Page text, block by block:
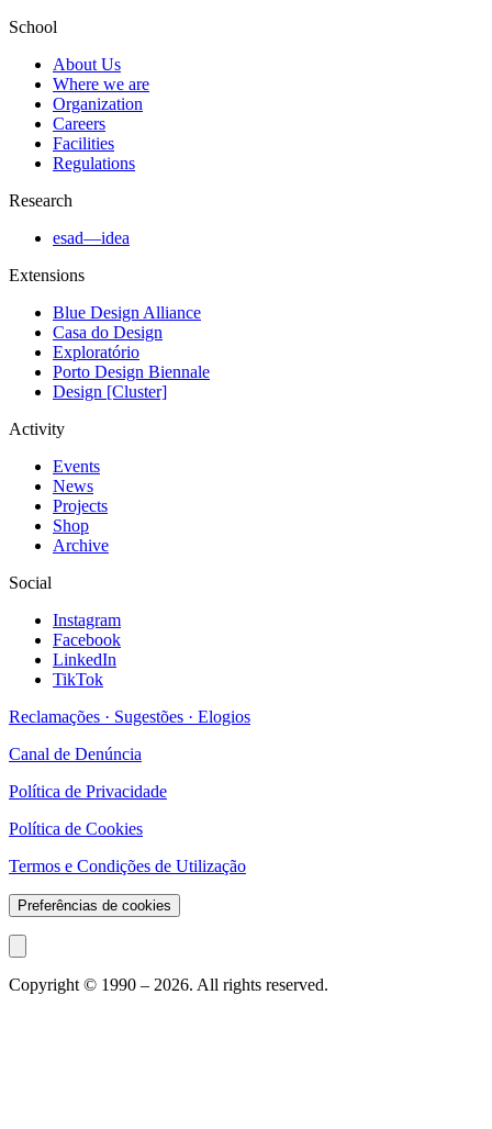
School
About Us
Where we are
Organization
Careers
Facilities
Regulations
Research
esad—idea
Extensions
Blue Design Alliance
Casa do Design
Exploratório
Porto Design Biennale
Design [Cluster]
Activity
Events
News
Projects
Shop
Archive
Social
Instagram
Facebook
LinkedIn
TikTok
Reclamações · Sugestões · Elogios
Canal de Denúncia
Política de Privacidade
Política de Cookies
Termos e Condições de Utilização
Preferências de cookies
Copyright © 1990 – 2026. All rights reserved.